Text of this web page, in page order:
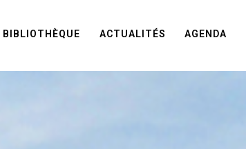
BIBLIOTHÈQUE ACTUALITÉS AGENDA